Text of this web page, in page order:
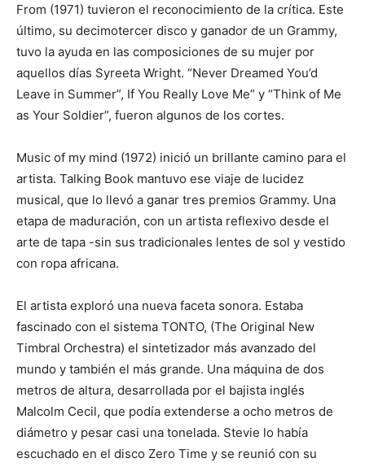
From (1971) tuvieron el reconocimiento de la crítica. Este
último, su decimotercer disco y ganador de un Grammy,
tuvo la ayuda en las composiciones de su mujer por
aquellos días Syreeta Wright. “Never Dreamed You’d
Leave in Summer”, If You Really Love Me” y “Think of Me
as Your Soldier”, fueron algunos de los cortes.
Music of my mind (1972) inició un brillante camino para el
artista. Talking Book mantuvo ese viaje de lucidez
musical, que lo llevó a ganar tres premios Grammy. Una
etapa de maduración, con un artista reflexivo desde el
arte de tapa -sin sus tradicionales lentes de sol y vestido
con ropa africana.
El artista exploró una nueva faceta sonora. Estaba
fascinado con el sistema TONTO, (The Original New
Timbral Orchestra) el sintetizador más avanzado del
mundo y también el más grande. Una máquina de dos
metros de altura, desarrollada por el bajista inglés
Malcolm Cecil, que podía extenderse a ocho metros de
diámetro y pesar casi una tonelada. Stevie lo había
escuchado en el disco Zero Time y se reunió con su